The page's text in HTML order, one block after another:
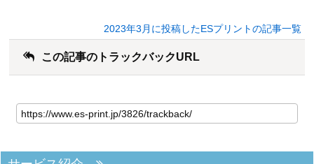
2023年3月に投稿したESプリントの記事一覧
この記事のトラックバックURL